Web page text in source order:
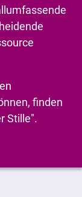
finden
Stille".